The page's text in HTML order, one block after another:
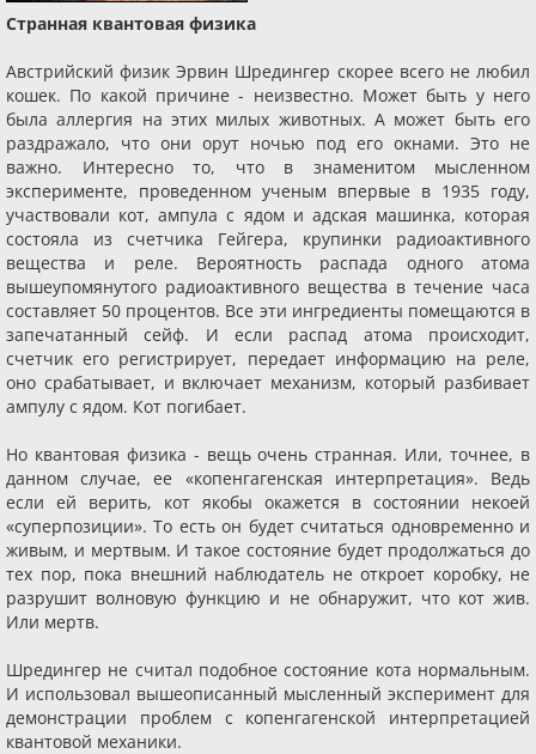
Странная квантовая физика
Австрийский физик Эрвин Шредингер скорее всего не любил
кошек. По какой причине - неизвестно. Может быть у него
была аллергия на этих милых животных. А может быть его
раздражало, что они орут ночью под его окнами. Это не
важно. Интересно то, что в знаменитом мысленном
эксперименте, проведенном ученым впервые в 1935 году,
участвовали кот, ампула с ядом и адская машинка, которая
состояла из счетчика Гейгера, крупинки радиоактивного
вещества и реле. Вероятность распада одного атома
вышеупомянутого радиоактивного вещества в течение часа
составляет 50 процентов. Все эти ингредиенты помещаются в
запечатанный сейф. И если распад атома происходит,
счетчик его регистрирует, передает информацию на реле,
оно срабатывает, и включает механизм, который разбивает
ампулу с ядом. Кот погибает.
Но квантовая физика - вещь очень странная. Или, точнее, в
данном случае, ее «копенгагенская интерпретация». Ведь
если ей верить, кот якобы окажется в состоянии некоей
«суперпозиции». То есть он будет считаться одновременно и
живым, и мертвым. И такое состояние будет продолжаться до
тех пор, пока внешний наблюдатель не откроет коробку, не
разрушит волновую функцию и не обнаружит, что кот жив.
Или мертв.
Шредингер не считал подобное состояние кота нормальным.
И использовал вышеописанный мысленный эксперимент для
демонстрации проблем с копенгагенской интерпретацией
квантовой механики.